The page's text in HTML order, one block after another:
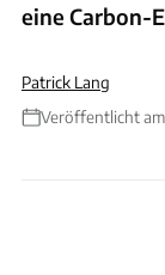
eine Carbon-
Patrick Lang
Veröffentlicht